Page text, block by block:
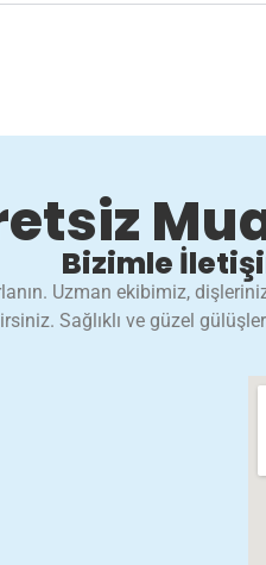
Bizimle
Uzman ekibimiz,
Sağlıklı ve güzel